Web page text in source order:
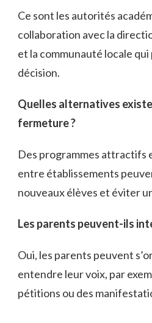
Ce sont les autorités
collaboration avec la
et la communauté locale
décision.
Quelles alternatives
fermeture ?
Des programmes attractifs
entre établissements
nouveaux élèves et éviter
Les parents peuvent-ils
Oui, les parents peuvent
entendre leur voix, par
pétitions ou des